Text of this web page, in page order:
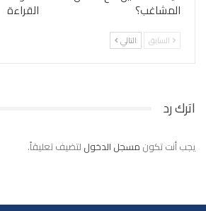
المشاغب؟ القراءة
السابق التالي
اترك رد
يجب أنت تكون مسجل الدخول لتضيف تعليقاً.